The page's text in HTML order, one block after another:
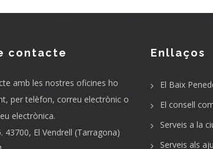
contacte
amb les nostres oficines ho
per telèfon, correu electrònic o
electrònica.
43700, El Vendrell (Tarragona)
Enllaços
El Baix
El consell
Serveis a la
Serveis als